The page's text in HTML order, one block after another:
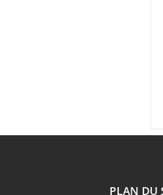
PLAN DU